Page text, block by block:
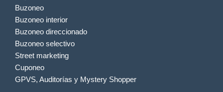
Buzoneo
Buzoneo interior
Buzoneo direccionado
Buzoneo selectivo
Street marketing
Cuponeo
GPVS, Auditorías y Mystery Shopper